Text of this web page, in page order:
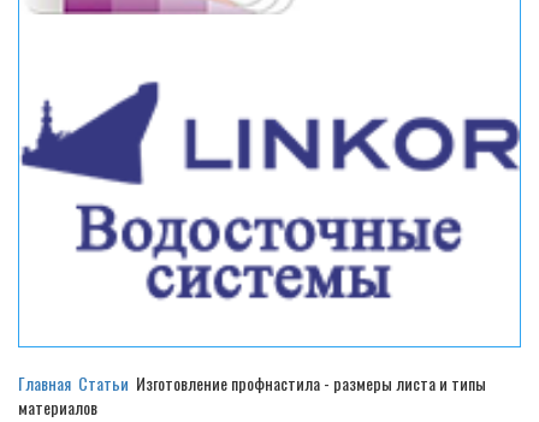
Главная Статьи Изготовление профнастила - размеры листа и типы
материалов